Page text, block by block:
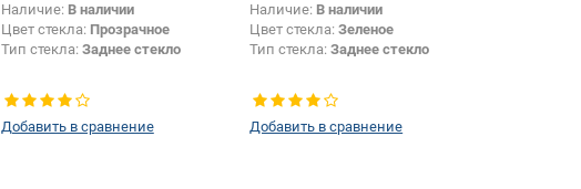
Наличие: В наличии
Цвет стекла: Прозрачное
Тип стекла: Заднее стекло
Добавить в сравнение
Наличие: В наличии
Цвет стекла:Зеленое
Тип стекла:Заднее стекло
Добавить в сравнение